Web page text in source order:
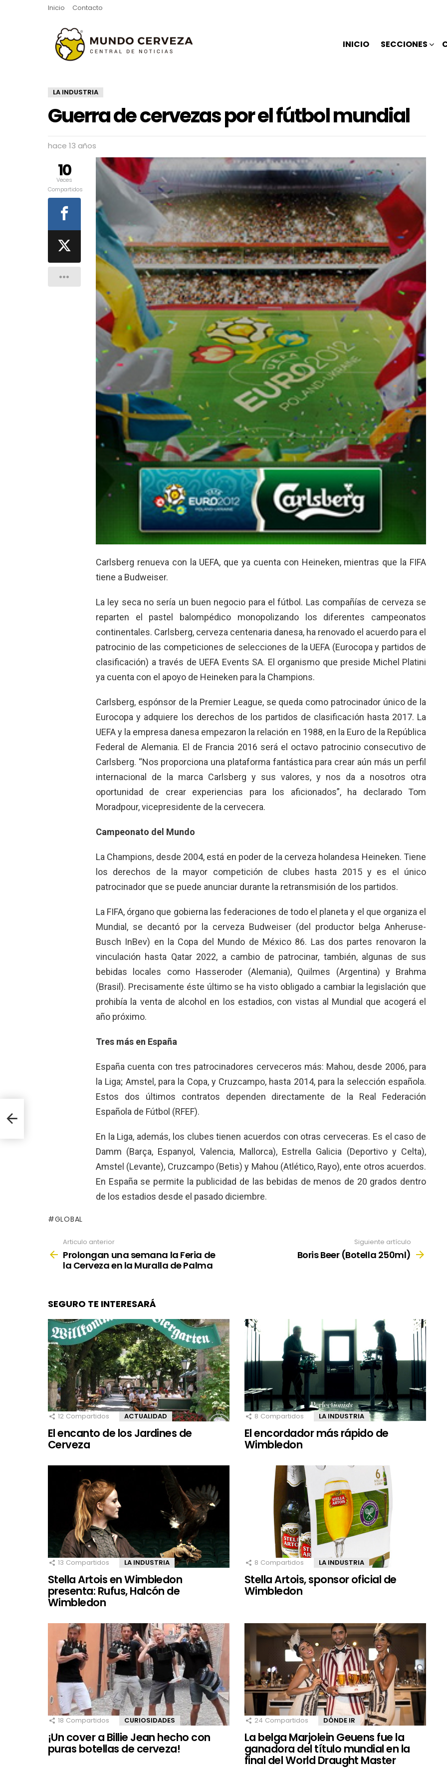
Inicio Contacto
INICIO SECCIONES
LA INDUSTRIA
Guerra de cervezas por el fútbol mundial
hace 13 años
Carlsberg renueva con la UEFA, que ya cuenta con Heineken, mientras que la FIFA
tiene a Budweiser.
La ley seca no sería un buen negocio para el fútbol. Las compañías de cerveza se
reparten el pastel balompédico monopolizando los diferentes campeonatos
continentales. Carlsberg, cerveza centenaria danesa, ha renovado el acuerdo para el
patrocinio de las competiciones de selecciones de la UEFA (Eurocopa y partidos de
clasificación) a través de UEFA Events SA. El organismo que preside Michel Platini
ya cuenta con el apoyo de Heineken para la Champions.
Carlsberg, espónsor de la Premier League, se queda como patrocinador único de la
Eurocopa y adquiere los derechos de los partidos de clasificación hasta 2017. La
UEFA y la empresa danesa empezaron la relación en 1988, en la Euro de la República
Federal de Alemania. El de Francia 2016 será el octavo patrocinio consecutivo de
Carlsberg. “Nos proporciona una plataforma fantástica para crear aún más un perfil
internacional de la marca Carlsberg y sus valores, y nos da a nosotros otra
oportunidad de crear experiencias para los aficionados”, ha declarado Tom
Moradpour, vicepresidente de la cervecera.
Campeonato del Mundo
La Champions, desde 2004, está en poder de la cerveza holandesa Heineken. Tiene
los derechos de la mayor competición de clubes hasta 2015 y es el único
patrocinador que se puede anunciar durante la retransmisión de los partidos.
La FIFA, órgano que gobierna las federaciones de todo el planeta y el que organiza el
Mundial, se decantó por la cerveza Budweiser (del productor belga Anheruse-
Busch InBev) en la Copa del Mundo de México 86. Las dos partes renovaron la
vinculación hasta Qatar 2022, a cambio de patrocinar, también, algunas de sus
bebidas locales como Hasseroder (Alemania), Quilmes (Argentina) y Brahma
(Brasil). Precisamente éste último se ha visto obligado a cambiar la legislación que
prohibía la venta de alcohol en los estadios, con vistas al Mundial que acogerá el
año próximo.
Tres más en España
España cuenta con tres patrocinadores cerveceros más: Mahou, desde 2006, para
la Liga; Amstel, para la Copa, y Cruzcampo, hasta 2014, para la selección española.
Estos dos últimos contratos dependen directamente de la Real Federación
Española de Fútbol (RFEF).
En la Liga, además, los clubes tienen acuerdos con otras cerveceras. Es el caso de
Damm (Barça, Espanyol, Valencia, Mallorca), Estrella Galicia (Deportivo y Celta),
Amstel (Levante), Cruzcampo (Betis) y Mahou (Atlético, Rayo), ente otros acuerdos.
En España se permite la publicidad de las bebidas de menos de 20 grados dentro
de los estadios desde el pasado diciembre.
10
Veces
Compartidos
GLOBAL
more
Articulo anterior
Prolongan una semana la Feria de
la Cerveza en la Muralla de Palma
Siguiente artículo
Boris Beer (Botella 250ml)
SEGURO TE INTERESARÁ
12 Compartidos ACTUALIDAD
El encanto de los Jardines de
Cerveza
8 Compartidos LA INDUSTRIA
El encordador más rápido de
Wimbledon
13 Compartidos LA INDUSTRIA
Stella Artois en Wimbledon
presenta: Rufus, Halcón de
Wimbledon
8 Compartidos LA INDUSTRIA
Stella Artois, sponsor oficial de
Wimbledon
18 Compartidos CURIOSIDADES
¡Un cover a Billie Jean hecho con
puras botellas de cerveza!
24 Compartidos DÓNDE IR
La belga Marjolein Geuens fue la
ganadora del título mundial en la
final del World Draught Master